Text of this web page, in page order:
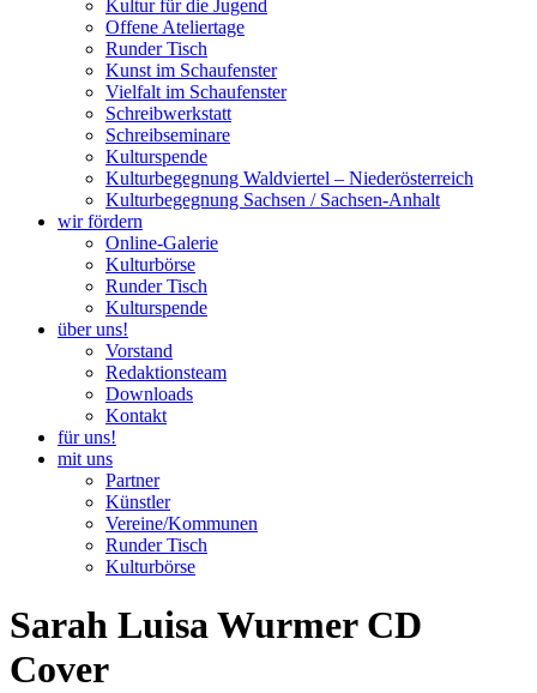
Kultur für die Jugend
Offene Ateliertage
Runder Tisch
Kunst im Schaufenster
Vielfalt im Schaufenster
Schreibwerkstatt
Schreibseminare
Kulturspende
Kulturbegegnung Waldviertel – Niederösterreich
Kulturbegegnung Sachsen / Sachsen-Anhalt
wir fördern
Online-Galerie
Kulturbörse
Runder Tisch
Kulturspende
über uns!
Vorstand
Redaktionsteam
Downloads
Kontakt
für uns!
mit uns
Partner
Künstler
Vereine/Kommunen
Runder Tisch
Kulturbörse
Sarah Luisa Wurmer CD
Cover